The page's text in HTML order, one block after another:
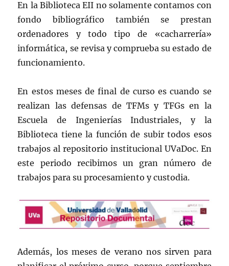
En la Biblioteca EII no solamente contamos con
fondo bibliográfico también se prestan
ordenadores y todo tipo de «cacharrería»
informática, se revisa y comprueba su estado de
funcionamiento.
En estos meses de final de curso es cuando se
realizan las defensas de TFMs y TFGs en la
Escuela de Ingenierías Industriales, y la
Biblioteca tiene la función de subir todos esos
trabajos al repositorio institucional UVaDoc. En
este periodo recibimos un gran número de
trabajos para su procesamiento y custodia.
Además, los meses de verano nos sirven para